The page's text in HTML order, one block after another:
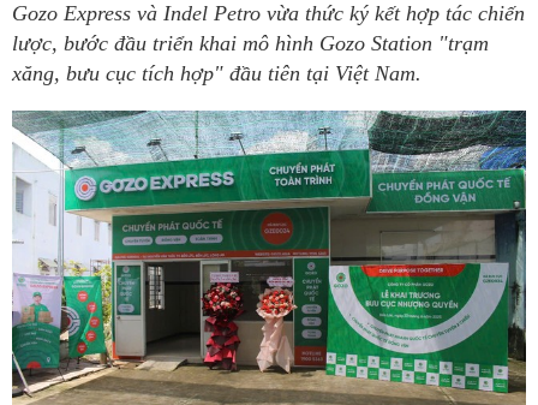
Gozo Express và Indel Petro vừa thức ký kết hợp tác chiến
lược, bước đầu triển khai mô hình Gozo Station "trạm
xăng, bưu cục tích hợp" đầu tiên tại Việt Nam.